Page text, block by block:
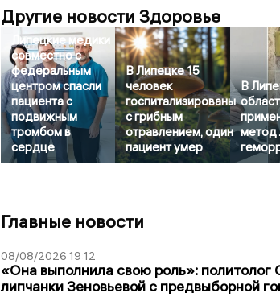
Другие новости Здоровье
Липецкие медики
совместно с
федеральным
центром спасли
пациента с
подвижным
тромбом в
сердце
В Липецке 15
человек
госпитализированы
с грибным
отравлением, один
пациент умер
В
метод
Главные новости
08/08/2026 19:12
«Она выполнила свою роль»: политолог
липчанки Зеновьевой с предвыборной